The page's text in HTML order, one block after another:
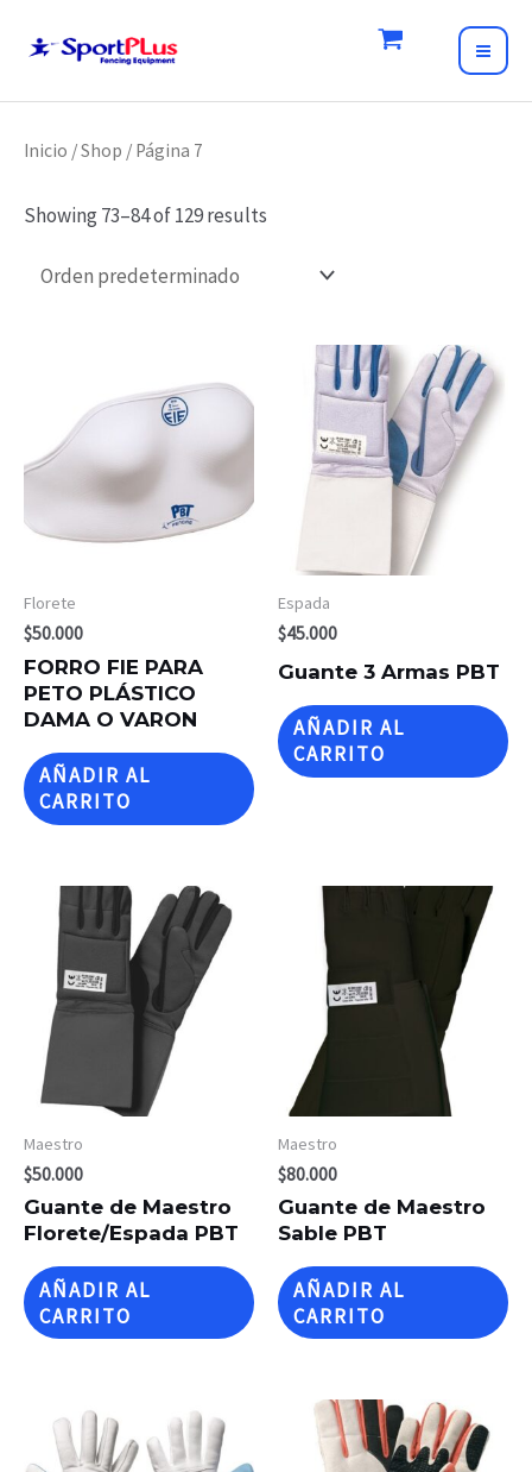
Inicio /Shop / Página 7
Showing 73–84 of 129 results
Florete
$50.000
FORRO FIE PARA
PETO PLÁSTICO
DAMA O VARON
AÑADIR AL
CARRITO
Espada
$45.000
Guante 3 Armas PBT
AÑADIR AL
CARRITO
Maestro
$50.000
Guante de Maestro
Florete/Espada PBT
AÑADIR AL
CARRITO
Maestro
$80.000
Guante de Maestro
Sable PBT
AÑADIR AL
CARRITO